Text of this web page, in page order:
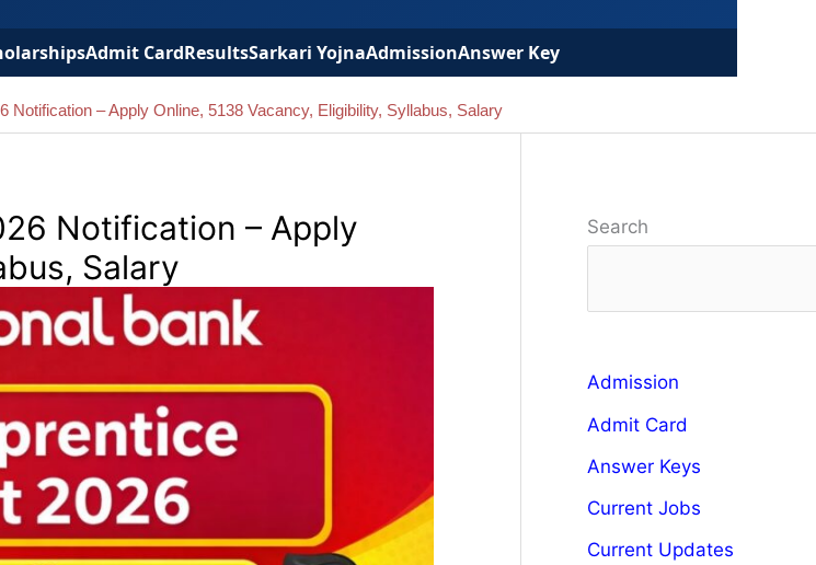
Admit CardResultsSarkari YojnaAdmissionAnswer Key
Notification – Apply Online, 5138 Vacancy, Eligibility, Syllabus, Salary
Notification – Apply
Salary
Search
Admission
Admit Card
Answer Keys
Current Jobs
Current Updates